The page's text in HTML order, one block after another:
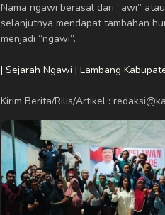
Nama ngawi berasal dari “awi”
selanjutnya mendapat tambahan
menjadi “ngawi”.
| Sejarah Ngawi | Lambang
___
Kirim Berita/Rilis/Artikel :